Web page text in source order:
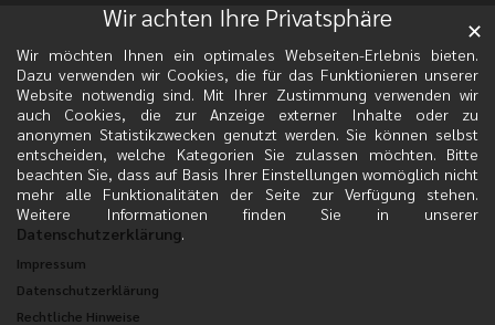
Wir achten Ihre Privatsphäre
Wir möchten Ihnen ein optimales Webseiten-Erlebnis bieten.
Dazu verwenden wir Cookies, die für das Funktionieren unserer
Website notwendig sind. Mit Ihrer Zustimmung verwenden wir
auch Cookies, die zur Anzeige externer Inhalte oder zu
anonymen Statistikzwecken genutzt werden. Sie können selbst
entscheiden, welche Kategorien Sie zulassen möchten. Bitte
beachten Sie, dass auf Basis Ihrer Einstellungen womöglich nicht
mehr alle Funktionalitäten der Seite zur Verfügung stehen.
Weitere Informationen finden Sie in unserer
Datenschutzerklärung.
✕
Impressum
Datenschutzerklärung
Rechtliche Hinweise